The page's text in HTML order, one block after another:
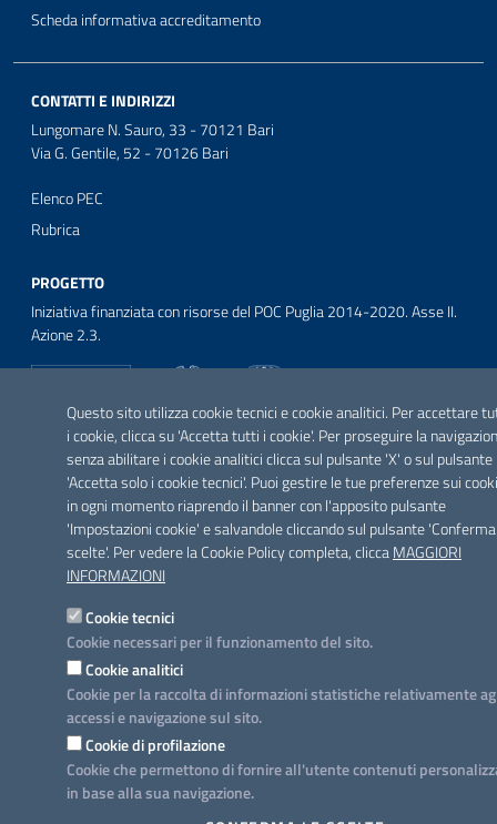
Questo sito utilizza cookie tecnici e cookie analitici. Per accettare
i cookie, clicca su 'Accetta tutti i cookie'. Per proseguire la
senza abilitare i cookie analitici clicca sul pulsante 'X' o sul pulsante
'Accetta solo i cookie tecnici'. Puoi gestire le tue preferenze sui
in ogni momento riaprendo il banner con l'apposito pulsante
'Impostazioni cookie' e salvandole cliccando sul pulsante
scelte'. Per vedere la Cookie Policy completa, cliccaMAGGIORI
INFORMAZIONI
Cookie tecnici
Cookie necessari per il funzionamento del sito.
Cookie analitici
Cookie per la raccolta di informazioni statistiche relativamente
accessi e navigazione sul sito.
Cookie di profilazione
Cookie che permettono di fornire all'utente contenuti
in base alla sua navigazione.
Scheda informativa accreditamento
CONTATTI E INDIRIZZI
Lungomare N. Sauro, 33 - 70121 Bari
Via G. Gentile, 52 - 70126 Bari
Elenco PEC
Rubrica
PROGETTO
Iniziativa finanziata con risorse del POC Puglia 2014-2020. Asse II.
Azione 2.3.
SEGUICI SU
FacebookTwitter Youtube InstagramLinkedin